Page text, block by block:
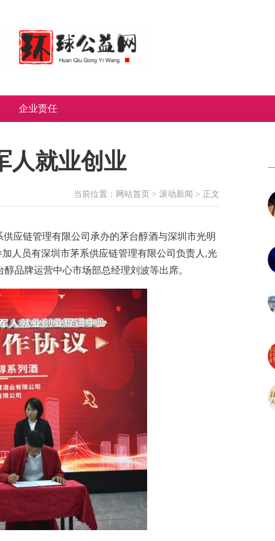
企业责任
人就业创业
当前位置： 网站首页 > 滚动新闻 > 正文
应链管理有限公司承办的茅台醇酒与深圳市光明
人员有深圳市茅系供应链管理有限公司负责人,光
品牌运营中心市场部总经理刘波等出席。